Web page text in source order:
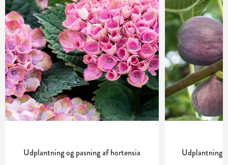
Udplantning og pasning af hortensia Udplantning